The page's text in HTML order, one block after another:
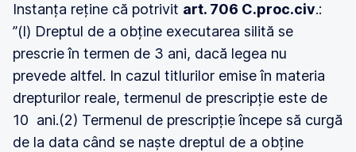
Instanța reține că potrivit art. 706 C.proc.civ.:
”(l) Dreptul de a obține executarea silită se
prescrie în termen de 3 ani, dacă legea nu
prevede altfel. In cazul titlurilor emise în materia
drepturilor reale, termenul de prescripție este de
10 ani.(2) Termenul de prescripție începe să curgă
de la data când se naște dreptul de a obține